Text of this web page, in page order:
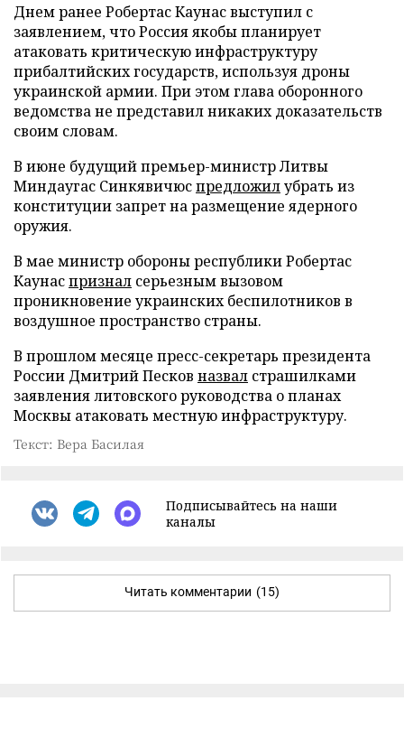
Днем ранее Робертас Каунас выступил с
заявлением, что Россия якобы планирует
атаковать критическую инфраструктуру
прибалтийских государств, используя дроны
украинской армии. При этом глава оборонного
ведомства не представил никаких доказательств
своим словам.
В июне будущий премьер-министр Литвы
Миндаугас Синкявичюспредложилубрать из
конституции запрет на размещение ядерного
оружия.
В мае министр обороны республики Робертас
Каунаспризнал серьезным вызовом
проникновение украинских беспилотников в
воздушное пространство страны.
В прошлом месяце пресс-секретарь президента
России Дмитрий Песков назвал страшилками
заявления литовского руководства о планах
Москвы атаковать местную инфраструктуру.
Текст: Вера Басилая
Подписывайтесь на наши
каналы
Читать комментарии (15)